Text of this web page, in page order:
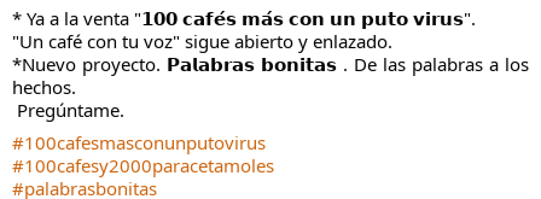
* Ya a la venta "𝟭𝟬𝟬 𝗰𝗮𝗳𝗲́𝘀 𝗺𝗮́𝘀 𝗰𝗼𝗻 𝘂𝗻 𝗽𝘂𝘁𝗼 𝘃𝗶𝗿𝘂𝘀".
"Un café con tu voz" sigue abierto y enlazado.
*Nuevo proyecto. 𝗣𝗮𝗹𝗮𝗯𝗿𝗮𝘀 𝗯𝗼𝗻𝗶𝘁𝗮𝘀 . De las palabras a los
hechos.
Pregúntame.
#100cafesmasconunputovirus
#100cafesy2000paracetamoles
#palabrasbonitas